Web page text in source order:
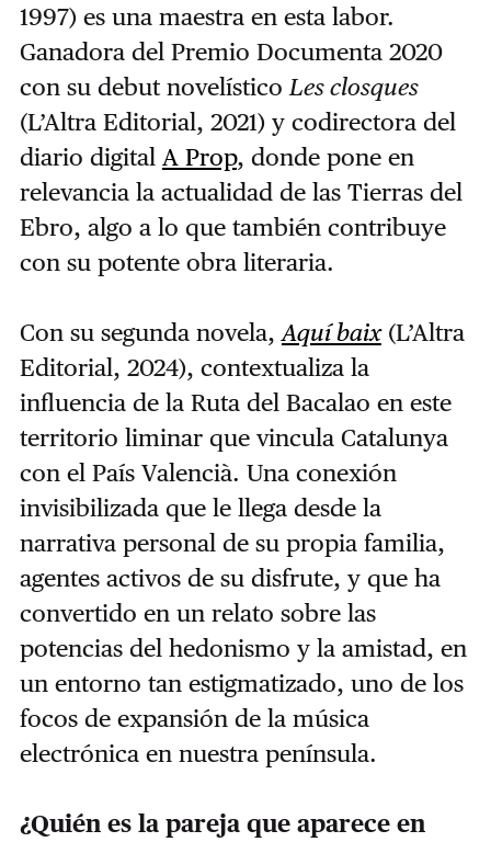
1997) es una maestra en esta labor.
Ganadora del Premio Documenta 2020
con su debut novelístico Les closques
(L’Altra Editorial, 2021) y codirectora del
diario digital A Prop, donde pone en
relevancia la actualidad de las Tierras del
Ebro, algo a lo que también contribuye
con su potente obra literaria.
Con su segunda novela, Aquí baix(L’Altra
Editorial, 2024), contextualiza la
influencia de la Ruta del Bacalao en este
territorio liminar que vincula Catalunya
con el País Valencià. Una conexión
invisibilizada que le llega desde la
narrativa personal de su propia familia,
agentes activos de su disfrute, y que ha
convertido en un relato sobre las
potencias del hedonismo y la amistad, en
un entorno tan estigmatizado, uno de los
focos de expansión de la música
electrónica en nuestra península.
¿Quién es la pareja que aparece en